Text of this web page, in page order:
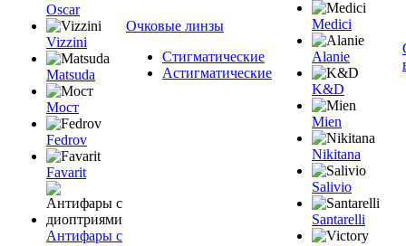
Oscar
Vizzini
Matsuda
Мост
Fedrov
Favarit
Антифары с
Очковые линзы
Стигматические
Астигматические
Medici
Alanie
K&D
Mien
Nikitana
Salivio
Santarelli